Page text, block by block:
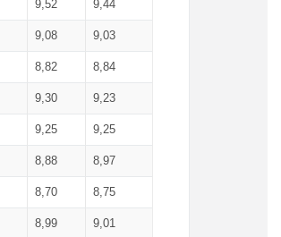
9,52 9,44
9,08 9,03
8,82 8,84
9,30 9,23
9,25 9,25
8,88 8,97
8,70 8,75
8,99 9,01